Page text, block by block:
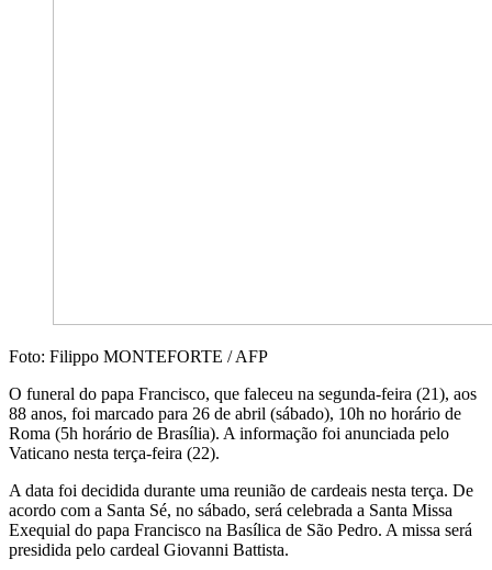
Foto: Filippo MONTEFORTE / AFP
O funeral do papa Francisco, que faleceu na segunda-feira (21), aos
88 anos, foi marcado para 26 de abril (sábado), 10h no horário de
Roma (5h horário de Brasília). A informação foi anunciada pelo
Vaticano nesta terça-feira (22).
A data foi decidida durante uma reunião de cardeais nesta terça. De
acordo com a Santa Sé, no sábado, será celebrada a Santa Missa
Exequial do papa Francisco na Basílica de São Pedro. A missa será
presidida pelo cardeal Giovanni Battista.